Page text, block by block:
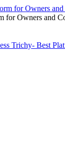
for Owners and
Trichy- Best